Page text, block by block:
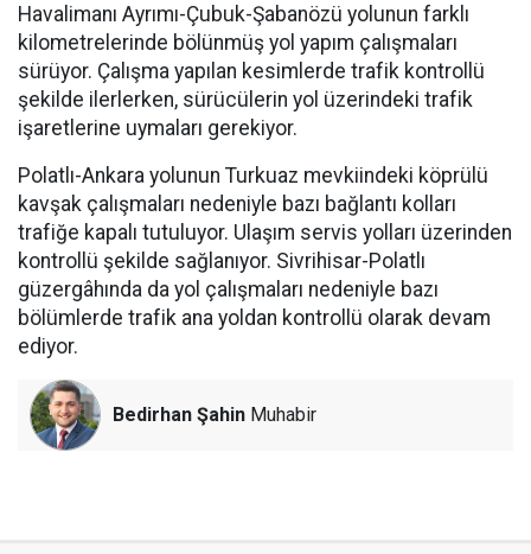
Havalimanı Ayrımı-Çubuk-Şabanözü yolunun farklı
kilometrelerinde bölünmüş yol yapım çalışmaları
sürüyor. Çalışma yapılan kesimlerde trafik kontrollü
şekilde ilerlerken, sürücülerin yol üzerindeki trafik
işaretlerine uymaları gerekiyor.
Polatlı-Ankara yolunun Turkuaz mevkiindeki köprülü
kavşak çalışmaları nedeniyle bazı bağlantı kolları
trafiğe kapalı tutuluyor. Ulaşım servis yolları üzerinden
kontrollü şekilde sağlanıyor. Sivrihisar-Polatlı
güzergâhında da yol çalışmaları nedeniyle bazı
bölümlerde trafik ana yoldan kontrollü olarak devam
ediyor.
Bedirhan Şahin Muhabir